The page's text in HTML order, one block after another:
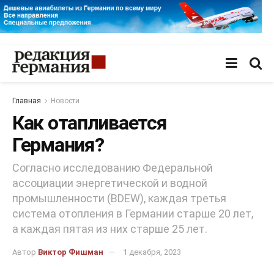
Главная Новости
Как отапливается
Германия?
Согласно исследованию Федеральной
ассоциации энергетической и водной
промышленности (BDEW), каждая третья
система отопления в Германии старше 20 лет,
а каждая пятая из них старше 25 лет.
Автор Виктор Фишман 1 декабря, 2023